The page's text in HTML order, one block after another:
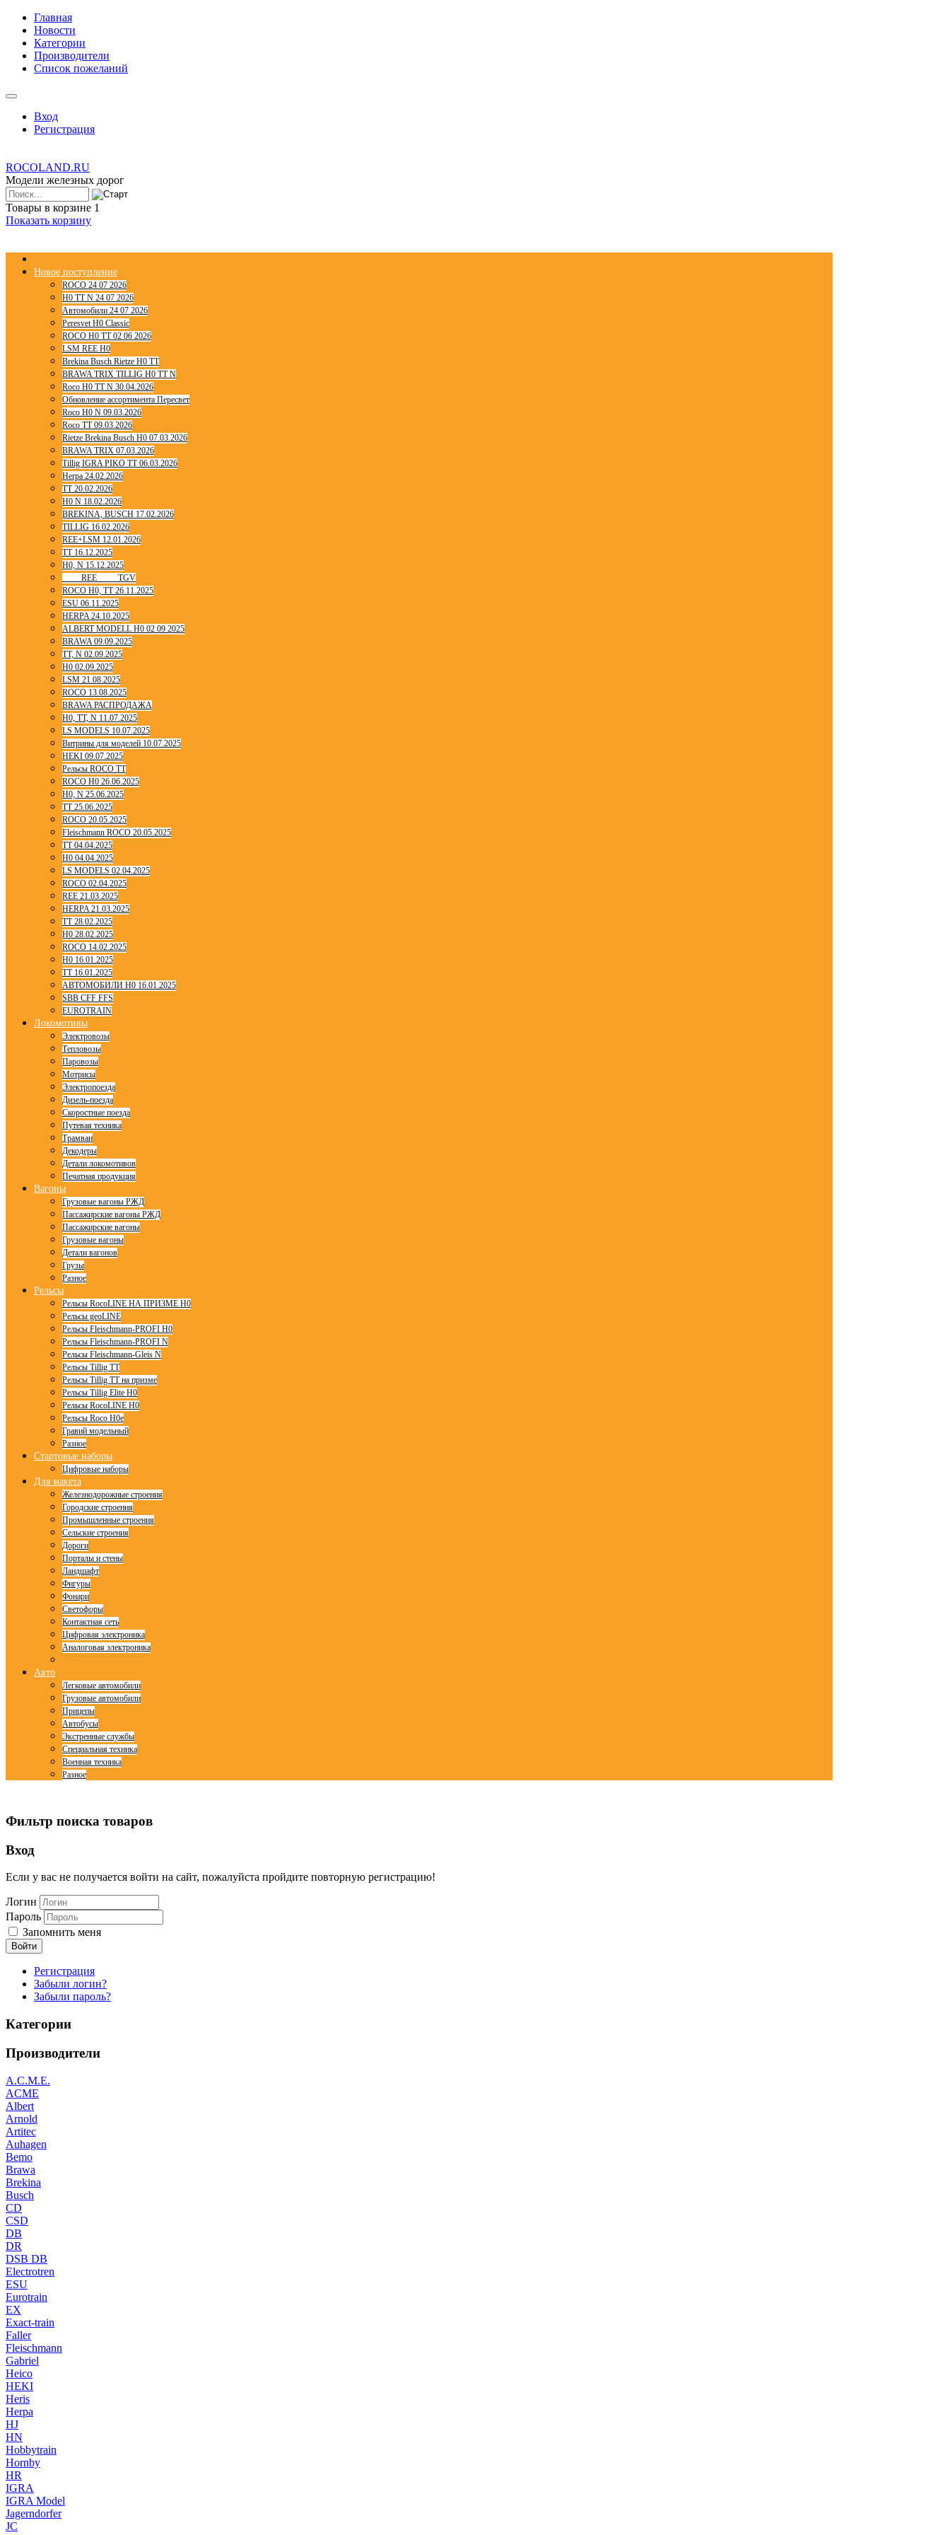
Главная
Новости
Категории
Производители
Список пожеланий
Вход
Регистрация
ROCOLAND.RU
Модели железных дорог
Товары в корзине 1
Показать корзину
Новое поступление
ROCO 24 07 2026
H0 TT N 24 07 2026
Автомобили 24 07 2026
Peresvet H0 Classic
ROCO H0 TT 02 06 2026
LSM REE H0
Brekina Busch Rietze H0 TT
BRAWA TRIX TILLIG H0 TT N
Roco H0 TT N 30.04.2026
Обновление ассортимента Пересвет
Roco H0 N 09.03.2026
Roco TT 09.03.2026
Rietze Brekina Busch H0 07.03.2026
BRAWA TRIX 07.03.2026
Tillig IGRA PIKO TT 06.03.2026
Herpa 24.02.2026
TT 20.02.2026
H0 N 18.02.2026
BREKINA, BUSCH 17.02.2026
TILLIG 16.02.2026
REE+LSM 12.01.2026
TT 16.12.2025
H0, N 15.12.2025
____ REE ____ TGV
ROCO H0, TT 26.11.2025
ESU 06.11.2025
HERPA 24.10.2025
ALBERT MODELL H0 02 09 2025
BRAWA 09.09.2025
TT, N 02.09.2025
H0 02.09.2025
LSM 21.08.2025
ROCO 13.08.2025
BRAWA РАСПРОДАЖА
H0, TT, N 11.07.2025
LS MODELS 10.07.2025
Витрины для моделей 10.07.2025
HEKI 09.07.2025
Рельсы ROCO TT
ROCO H0 26.06.2025
H0, N 25.06.2025
TT 25.06.2025
ROCO 20.05.2025
Fleischmann ROCO 20.05.2025
TT 04.04.2025
H0 04.04.2025
LS MODELS 02.04.2025
ROCO 02.04.2025
REE 21.03.2025
HERPA 21.03.2025
TT 28.02.2025
H0 28.02.2025
ROCO 14.02.2025
H0 16.01.2025
TT 16.01.2025
АВТОМОБИЛИ H0 16.01.2025
SBB CFF FFS
EUROTRAIN
Локомотивы
Электровозы
Тепловозы
Паровозы
Мотрисы
Электропоезда
Дизель-поезда
Скоростные поезда
Путевая техника
Трамваи
Декодеры
Детали локомотивов
Печатная продукция
Вагоны
Грузовые вагоны РЖД
Пассажирские вагоны РЖД
Пассажирские вагоны
Грузовые вагоны
Детали вагонов
Грузы
Разное
Рельсы
Рельсы RocoLINE НА ПРИЗМЕ H0
Рельсы geoLINE
Рельсы Fleischmann-PROFI H0
Рельсы Fleischmann-PROFI N
Рельсы Fleischmann-Gleis N
Рельсы Tillig TT
Рельсы Tillig TT на призме
Рельсы Tillig Elite H0
Рельсы RocoLINE H0
Рельсы Roco H0e
Гравий модельный
Разное
Стартовые наборы
Цифровые наборы
Для макета
Железнодорожные строения
Городские строения
Промышленные строения
Сельские строения
Дороги
Порталы и стены
Ландшафт
Фигуры
Фонари
Светофоры
Контактная сеть
Цифровая электроника
Аналоговая электроника
Авто
Легковые автомобили
Грузовые автомобили
Прицепы
Автобусы
Экстренные службы
Специальная техника
Военная техника
Разное
Фильтр поиска товаров
Вход
Если у вас не получается войти на сайт, пожалуйста пройдите повторную регистрацию!
Логин
Пароль
Запомнить меня
Войти
Регистрация
Забыли логин?
Забыли пароль?
Категории
Производители
A.C.M.E.
ACME
Albert
Arnold
Artitec
Auhagen
Bemo
Brawa
Brekina
Busch
CD
CSD
DB
DR
DSB DB
Electrotren
ESU
Eurotrain
EX
Exact-train
Faller
Fleischmann
Gabriel
Heico
HEKI
Heris
Herpa
HJ
HN
Hobbytrain
Hornby
HR
IGRA
IGRA Model
Jagerndorfer
JC